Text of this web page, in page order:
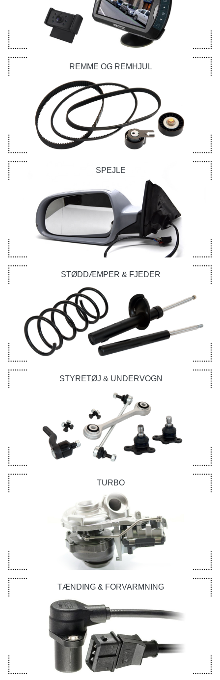
REMME OG REMHJUL
SPEJLE
STØDDÆMPER & FJEDER
STYRETØJ & UNDERVOGN
TURBO
TÆNDING & FORVARMNING